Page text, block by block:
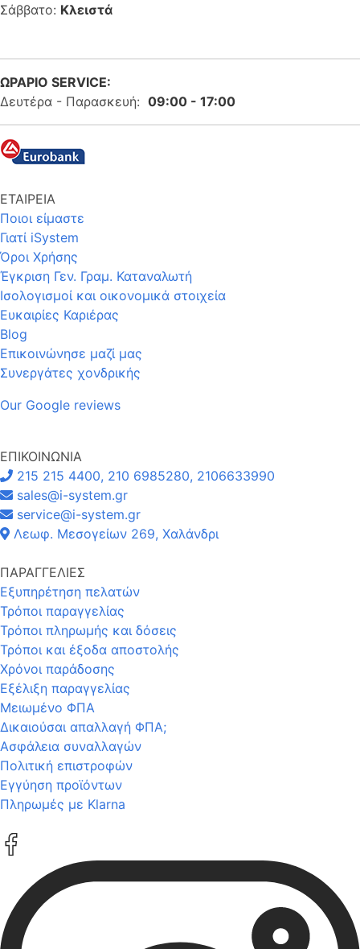
Σάββατο: Κλειστά
ΩΡΑΡΙΟ SERVICE:
Δευτέρα - Παρασκευή: 09:00 - 17:00
ΕΤΑΙΡΕΙΑ
Ποιοι είμαστε
Γιατί iSystem
Όροι Χρήσης
Έγκριση Γεν. Γραμ. Καταναλωτή
Ισολογισμοί και οικονομικά στοιχεία
Ευκαιρίες Καριέρας
Blog
Επικοινώνησε μαζί μας
Συνεργάτες χονδρικής
Our Google reviews
ΕΠΙΚΟΙΝΩΝΙΑ
215 215 4400, 210 6985280, 2106633990
sales@i-system.gr
service@i-system.gr
Λεωφ. Μεσογείων 269, Χαλάνδρι
ΠΑΡΑΓΓΕΛΙΕΣ
Εξυπηρέτηση πελατών
Τρόποι παραγγελίας
Τρόποι πληρωμής και δόσεις
Τρόποι και έξοδα αποστολής
Χρόνοι παράδοσης
Εξέλιξη παραγγελίας
Μειωμένο ΦΠΑ
Δικαιούσαι απαλλαγή ΦΠΑ;
Ασφάλεια συναλλαγών
Πολιτική επιστροφών
Εγγύηση προϊόντων
Πληρωμές με Klarna